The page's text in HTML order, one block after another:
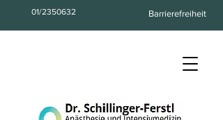
01/2350632 Barrierefreiheit